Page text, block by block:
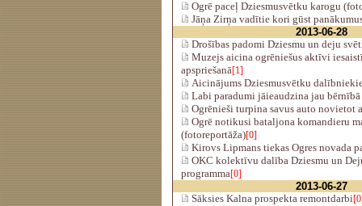
Ogrē paceļ Dziesmusvētku karogu
Jāņa Zirņa vadītie kori gūst
2013-06-28
Drošības padomi Dziesmu un deju
Muzejs aicina ogrēniešus aktīvi
apspriešanā[1]
Aicinājums Dziesmusvētku
Labi paradumi jāieaudzina jau bērnībā
Ogrēnieši turpina savus auto novietot
Ogrē notikusi bataljona komandieru
(fotoreportāža)[0]
Kirovs Lipmans tiekas Ogres novada
OKC kolektīvu dalība Dziesmu un
programma[0]
2013-06-27
Sāksies Kalna prospekta remontdarbi